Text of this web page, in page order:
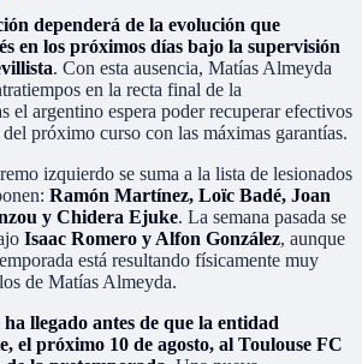
dependerá de la evolución que
en los próximos días bajo la supervisión
. Con esta ausencia, Matías Almeyda
en la recta final de la
el argentino espera poder recuperar efectivos
próximo curso con las máximas garantías.
izquierdo se suma a la lista de lesionados
Ramón Martínez, Loïc Badé, Joan
y Chidera Ejuke. La semana pasada se
Isaac Romero y Alfon González, aunque
está resultando físicamente muy
de Matías Almeyda.
llegado antes de que la entidad
el próximo 10 de agosto, al Toulouse FC